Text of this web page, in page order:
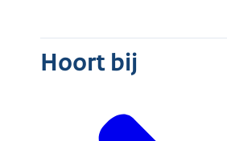
Hoort bij